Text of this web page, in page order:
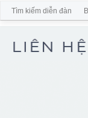
Tìm kiếm diễn đàn